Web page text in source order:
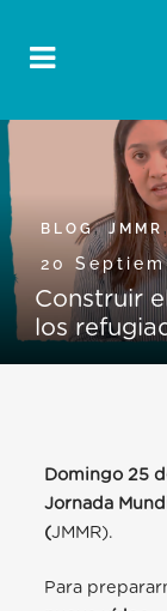
BLOG,JMMR
20
Construir
los
Domingo25
Jornada
(JMMR).
Para